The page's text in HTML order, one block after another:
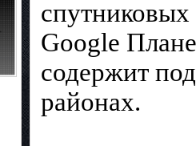
Google
содержит
районах.